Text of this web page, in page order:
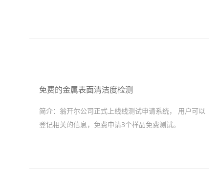
免费的金属表面清洁度检测
简介： 翁开尔公司正式上线线测试申请系统， 用户可以
登记相关的信息，免费申请3个样品免费测试。